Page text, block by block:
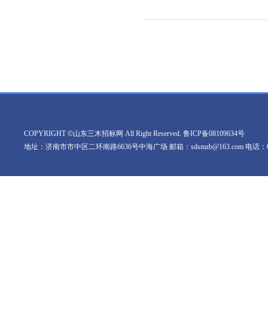
COPYRIGHT ©山东三木招标网 All Right Reserved. 鲁ICP备08109634号
地址：济南市市中区二环南路6636号中海广场 邮箱：sdsmzb@163.com 电话：